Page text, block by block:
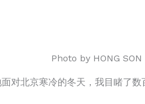
Photo by HONG SON
对北京寒冷的冬天，我目睹了数